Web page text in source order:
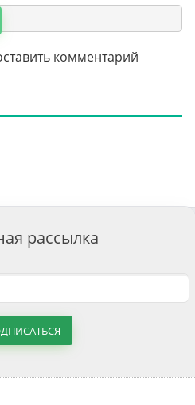
комментарий
рассылка